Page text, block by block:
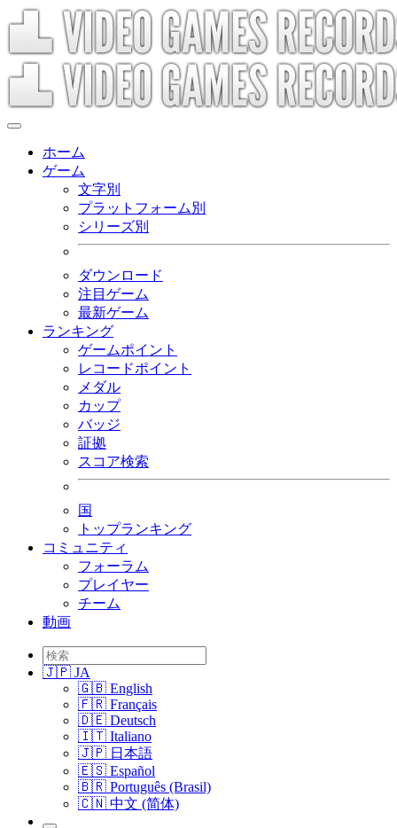
ホーム
ゲーム
文字別
プラットフォーム別
シリーズ別
ダウンロード
注目ゲーム
最新ゲーム
ランキング
ゲームポイント
レコードポイント
メダル
カップ
バッジ
証拠
スコア検索
国
トップランキング
コミュニティ
フォーラム
プレイヤー
チーム
動画
🇯🇵 JA
🇬🇧 English
🇫🇷 Français
🇩🇪 Deutsch
🇮🇹 Italiano
🇯🇵 日本語
🇪🇸 Español
🇧🇷 Português (Brasil)
🇨🇳 中文 (简体)